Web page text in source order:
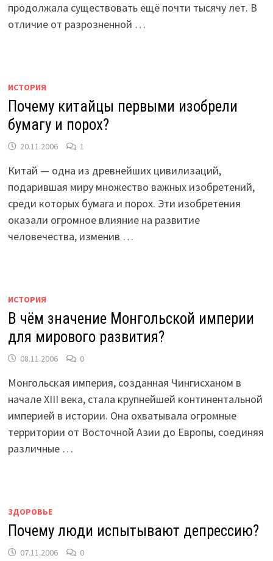
продолжала существовать ещё почти тысячу лет. В
отличие от разрозненной …
ИСТОРИЯ
Почему китайцы первыми изобрели
бумагу и порох?
20.11.2006 1
Китай — одна из древнейших цивилизаций,
подарившая миру множество важных изобретений,
среди которых бумага и порох. Эти изобретения
оказали огромное влияние на развитие
человечества, изменив …
ИСТОРИЯ
В чём значение Монгольской империи
для мирового развития?
08.11.2006 0
Монгольская империя, созданная Чингисханом в
начале XIII века, стала крупнейшей континентальной
империей в истории. Она охватывала огромные
территории от Восточной Азии до Европы, соединяя
различные …
ЗДОРОВЬЕ
Почему люди испытывают депрессию?
07.11.2006 0